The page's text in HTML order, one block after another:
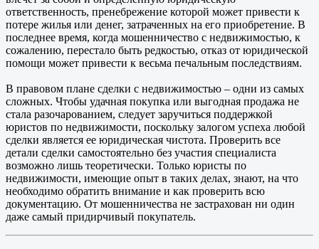
ответственность, пренебрежение которой может привести к
потере жилья или денег, затраченных на его приобретение. В
последнее время, когда мошенничество с недвижимостью, к
сожалению, перестало быть редкостью, отказ от юридической
помощи может привести к весьма печальным последствиям.
В правовом плане сделки с недвижимостью – одни из самых
сложных. Чтобы удачная покупка или выгодная продажа не
стала разочарованием, следует заручиться поддержкой
юристов по недвижимости, поскольку залогом успеха любой
сделки является ее юридическая чистота. Проверить все
детали сделки самостоятельно без участия специалиста
возможно лишь теоретически. Только юристы по
недвижимости, имеющие опыт в таких делах, знают, на что
необходимо обратить внимание и как проверить всю
документацию. От мошенничества не застрахован ни один
даже самый придирчивый покупатель.